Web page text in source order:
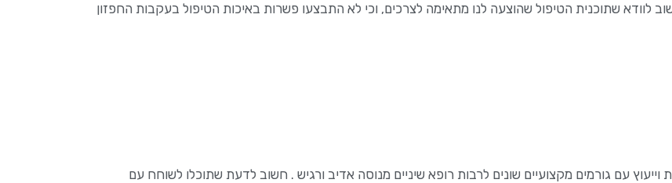
לוודא שתוכנית הטיפול שהוצעה לנו מתאימה לצרכים, וכי לא התבצעו פשרות באיכות הטיפול בעקבות החפזון
וייעוץ עם גורמים מקצועיים שונים לרבות רופא שיניים מנוסה אדיב ורגיש . חשוב לדעת שתוכלו לשוחח עם